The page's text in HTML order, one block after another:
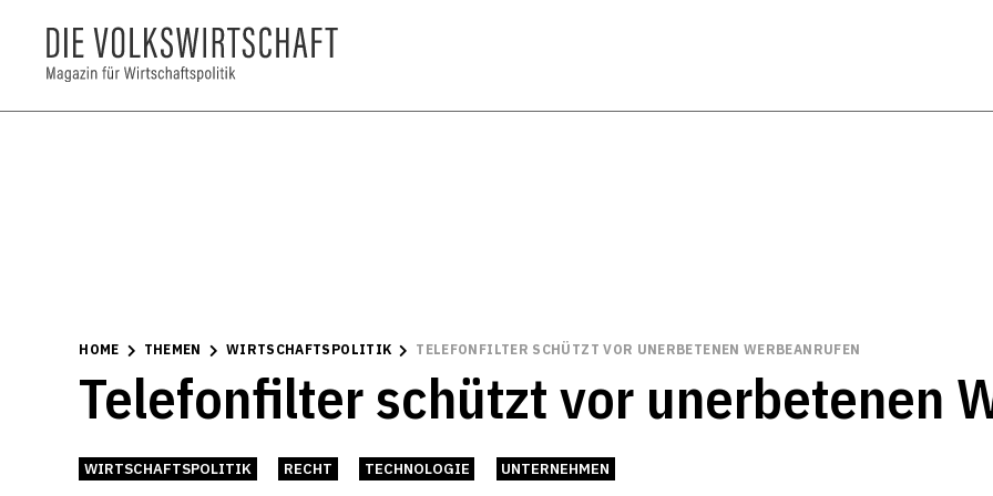
HOME THEMEN WIRTSCHAFTSPOLITIK TELEFONFILTER SCHÜTZT VOR UNERBETENEN WERBEANRUFEN
Telefonfilter schützt vor unerbetenen
WIRTSCHAFTSPOLITIK RECHT TECHNOLOGIE UNTERNEHMEN